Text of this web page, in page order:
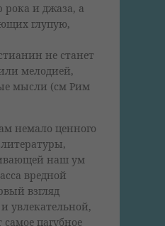
рока и джаза, а
глупую,
не станет
мелодией,
мысли (см Рим
немало ценного
наш ум
вредной
взгляд
увлекательной,
пагубное